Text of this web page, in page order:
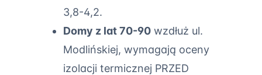
3,8-4,2.
Domy z lat 70-90 wzdłuż ul.
Modlińskiej, wymagają oceny
izolacji termicznej PRZED